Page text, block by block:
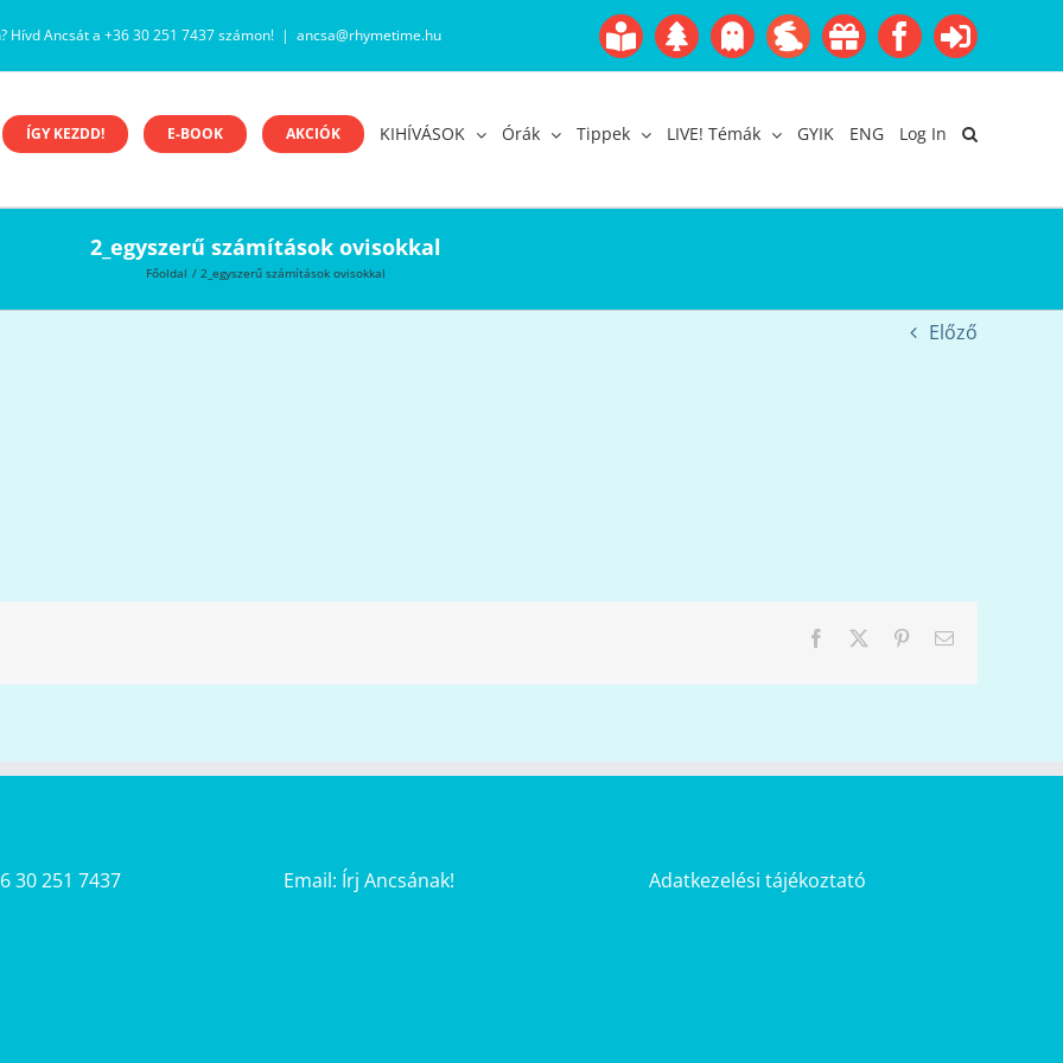
Hívd Ancsát a +36 30 251 7437 számon! | ancsa@rhymetime.hu
Boofairy
Gyerekangol
AdventHalloween
EasterAkcióFacebook
Login
ÍGY KEZDD! E-BOOK AKCIÓK KIHÍVÁSOK Órák Tippek LIVE! Témák GYIK ENG Log In
2_egyszerű számítások ovisokkal
Főoldal 2_egyszerű számítások ovisokkal
Előző
Facebook PinterestEmail:
30 251 7437 Email: Írj Ancsának! Adatkezelési tájékoztató